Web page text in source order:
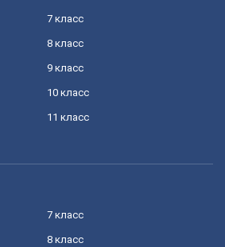
7 класс
8 класс
9 класс
10 класс
11 класс
7 класс
8 класс